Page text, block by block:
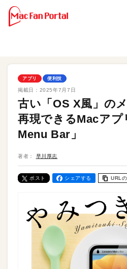
アプリ 便利技
掲載日： 2025年7月7日
古い「OS X風」の
再現できるMacア
Menu Bar」
著者： 早川厚志
ポスト シェアする URL